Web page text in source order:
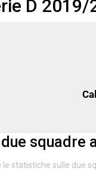
D
due squadre
le statistiche sulle due